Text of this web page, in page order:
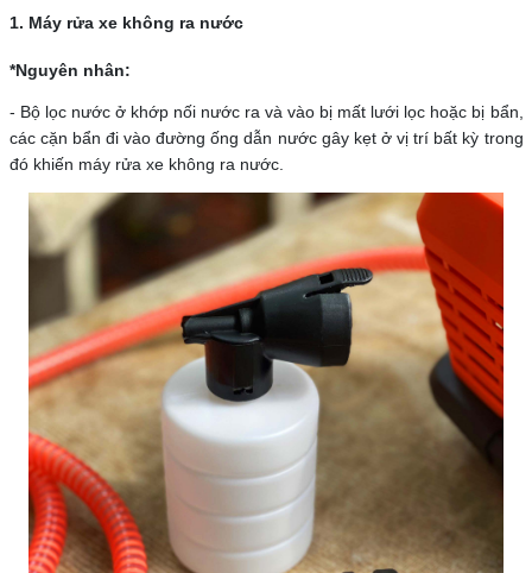
1. Máy rửa xe không ra nước
*Nguyên nhân:
- Bộ lọc nước ở khớp nối nước ra và vào bị mất lưới lọc hoặc bị bẩn,
các cặn bẩn đi vào đường ống dẫn nước gây kẹt ở vị trí bất kỳ trong
đó khiến máy rửa xe không ra nước.